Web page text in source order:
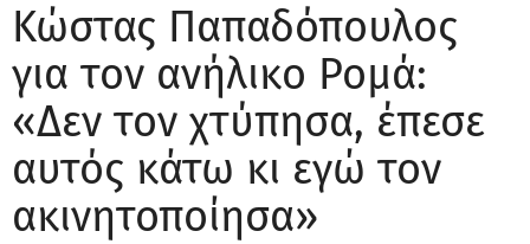
Κώστας Παπαδόπουλος
για τον ανήλικο Ρομά:
«Δεν τον χτύπησα, έπεσε
αυτός κάτω κι εγώ τον
ακινητοποίησα»